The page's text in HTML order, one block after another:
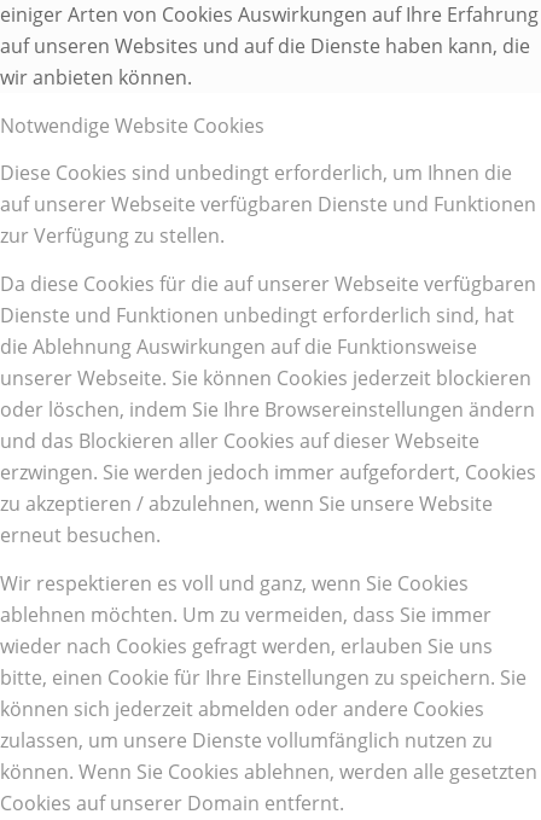
einiger Arten von Cookies Auswirkungen auf Ihre Erfahrung
auf unseren Websites und auf die Dienste haben kann, die
wir anbieten können.
Notwendige Website Cookies
Diese Cookies sind unbedingt erforderlich, um Ihnen die
auf unserer Webseite verfügbaren Dienste und Funktionen
zur Verfügung zu stellen.
Da diese Cookies für die auf unserer Webseite verfügbaren
Dienste und Funktionen unbedingt erforderlich sind, hat
die Ablehnung Auswirkungen auf die Funktionsweise
unserer Webseite. Sie können Cookies jederzeit blockieren
oder löschen, indem Sie Ihre Browsereinstellungen ändern
und das Blockieren aller Cookies auf dieser Webseite
erzwingen. Sie werden jedoch immer aufgefordert, Cookies
zu akzeptieren / abzulehnen, wenn Sie unsere Website
erneut besuchen.
Wir respektieren es voll und ganz, wenn Sie Cookies
ablehnen möchten. Um zu vermeiden, dass Sie immer
wieder nach Cookies gefragt werden, erlauben Sie uns
bitte, einen Cookie für Ihre Einstellungen zu speichern. Sie
können sich jederzeit abmelden oder andere Cookies
zulassen, um unsere Dienste vollumfänglich nutzen zu
können. Wenn Sie Cookies ablehnen, werden alle gesetzten
Cookies auf unserer Domain entfernt.